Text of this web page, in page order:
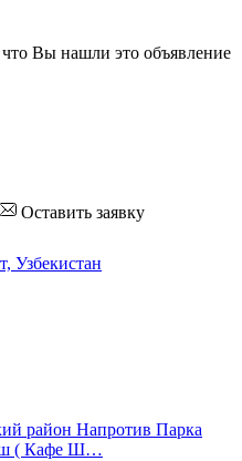
Вы нашли это объявление
Оставить заявку
район Напротив Парка
( Кафе Ш…